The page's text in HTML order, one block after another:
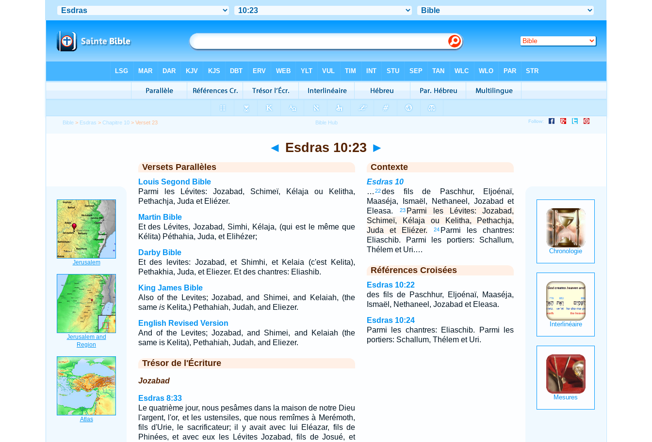
Bible > Esdras >Chapitre 10 > Verset 23
◄ Esdras 10:23 ►
Versets Parallèles
Louis Segond Bible
Parmi les Lévites: Jozabad, Schimeï, Kélaja ou Kelitha,
Pethachja, Juda et Eliézer.
Martin Bible
Et des Lévites, Jozabad, Simhi, Kélaja, (qui est le même que
Kélita) Péthahia, Juda, et Elihézer;
Darby Bible
Et des levites: Jozabad, et Shimhi, et Kelaia (c'est Kelita),
Pethakhia, Juda, et Eliezer. Et des chantres: Eliashib.
King James Bible
Also of the Levites; Jozabad, and Shimei, and Kelaiah, (the
same isKelita,) Pethahiah, Judah, and Eliezer.
English Revised Version
And of the Levites; Jozabad, and Shimei, and Kelaiah (the
same is Kelita), Pethahiah, Judah, and Eliezer.
Trésor de l'Écriture
Jozabad
Esdras 8:33
Le quatrième jour, nous pesâmes dans la maison de notre Dieu
l'argent, l'or, et les ustensiles, que nous remîmes à Merémoth,
fils d'Urie, le sacrificateur; il y avait avec lui Eléazar, fils de
Phinées, et avec eux les Lévites Jozabad, fils de Josué, et
Contexte
Esdras 10
… 22des fils de Paschhur, Eljoénaï,
Maaséja, Ismaël, Nethaneel, Jozabad et
Eleasa.
23 Parmi les Lévites: Jozabad,
Schimeï, Kélaja ou Kelitha, Pethachja,
Juda et Eliézer.
24 Parmi les chantres:
Eliaschib. Parmi les portiers: Schallum,
Thélem et Uri.…
Références Croisées
Esdras 10:22
des fils de Paschhur, Eljoénaï, Maaséja,
Ismaël, Nethaneel, Jozabad et Eleasa.
Esdras 10:24
Parmi les chantres: Eliaschib. Parmi les
portiers: Schallum, Thélem et Uri.